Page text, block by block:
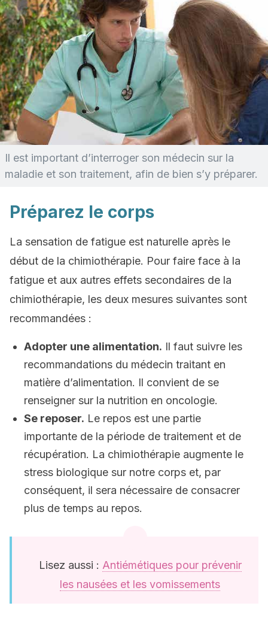
Il est important d’interroger son médecin sur la
maladie et son traitement, afin de bien s’y préparer.
Préparez le corps
La sensation de fatigue est naturelle après le
début de la chimiothérapie. Pour faire face à la
fatigue et aux autres effets secondaires de la
chimiothérapie, les deux mesures suivantes sont
recommandées :
Adopter une alimentation. Il faut suivre les
recommandations du médecin traitant en
matière d’alimentation. Il convient de se
renseigner sur la nutrition en oncologie.
Se reposer. Le repos est une partie
importante de la période de traitement et de
récupération. La chimiothérapie augmente le
stress biologique sur notre corps et, par
conséquent, il sera nécessaire de consacrer
plus de temps au repos.
Lisez aussi : Antiémétiques pour prévenir
les nausées et les vomissements